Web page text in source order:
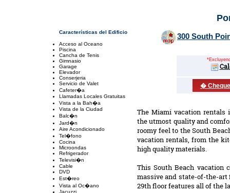
Características del Edificio
Acceso al Oceano
Piscina
Cancha de Tenis
Gimnasio
Garage
Elevador
Conserjeria
Servicio de Valet
Cafeter�a
Llamadas Locales Gratuitas
Vista a la Bah�a
Vista de la Ciudad
Balc�n
Jard�n
Aire Acondicionado
Tel�fono
Cocina
Microondas
Refrigerador
Televisi�n
Cable
DVD
Est�reo
Vista al Oc�ano
Jacuzzi
300 South
�
The Miami vacation rentals
the utmost quality and
roomy feel to the South
vacation rentals, from the
high quality materials.
This South Beach vacation
massive and state-of-the-
29th floor features all of the